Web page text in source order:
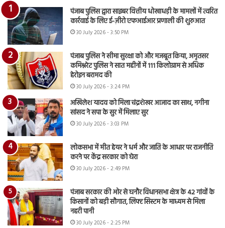
पंजाब पुलिस द्वारा साइबर वित्तीय धोखाधड़ी के मामलों में त्वरित
कार्रवाई के लिए ई-ज़ीरो एफआईआर प्रणाली की शुरुआत
30 July 2026 - 3:50 PM
पंजाब पुलिस ने सीमा सुरक्षा को और मजबूत किया, अमृतसर
कमिश्नरेट पुलिस ने सात महीनों में 111 किलोग्राम से अधिक
हेरोइन बरामद की
30 July 2026 - 3:24 PM
अखिलेश यादव को मिला चंद्रशेखर आजाद का साथ, नगीना
सांसद ने सपा के सुर में मिलाए सुर
30 July 2026 - 3:03 PM
लोकसभा में मीत हेयर ने धर्म और जाति के आधार पर राजनीति
करने पर केंद्र सरकार को घेरा
30 July 2026 - 2:49 PM
पंजाब सरकार की ओर से घनौर विधानसभा क्षेत्र के 42 गांवों के
किसानों को बड़ी सौगात, लिफ्ट सिस्टम के माध्यम से मिला
नहरी पानी
30 July 2026 - 2:25 PM